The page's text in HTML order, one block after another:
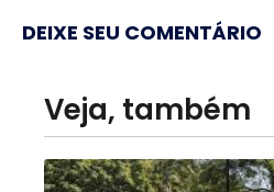
DEIXE SEU COMENTÁRIO
Veja, também